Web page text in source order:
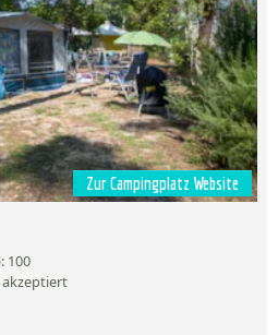
Zur Campingplatz Website
100